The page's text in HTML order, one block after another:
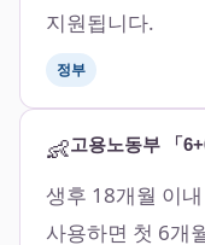
지원됩니다.
정부
👶고용노동부 「
생후 18개월 이
사용하면 첫 6개